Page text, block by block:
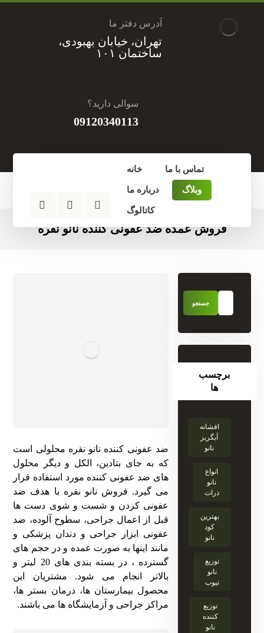
آدرس دفتر ما
تهران، خیابان بهبودی،
ساختمان ۱۰۱
سوالی دارید؟
09120340113
خانه تماس با ما
درباره ما وبلاگ
کاتالوگ
فروش عمده ضد عفونی کننده نانو نقره
ضد عفونی کننده نانو نقره محلولی است
که به جای بتادین، الکل و دیگر محلول
های ضد عفونی کننده مورد استفاده قرار
می گیرد. فروش نانو نقره با هدف ضد
عفونی کردن و شست و شوی دست ها
قبل از اعمال جراحی، سطوح آلوده، ضد
عفونی ابزار جراحی و دندان پزشکی و
مانند اینها به صورت عمده و در حجم های
گسترده ، در بسته بندی های 20 لیتر و
بالاتر انجام می شود. مشتریان این
محصول بیمارستان ها، درمان بستر ها،
مراکز جراحی و آزمایشگاه ها می باشند.
برچسب
ها
افشانه
آبگریز
نانو
انواع
نانو
ذرات
بهترین
کود
نانو
توزیع
نانو
تیوب
توزیع
کننده
نانو